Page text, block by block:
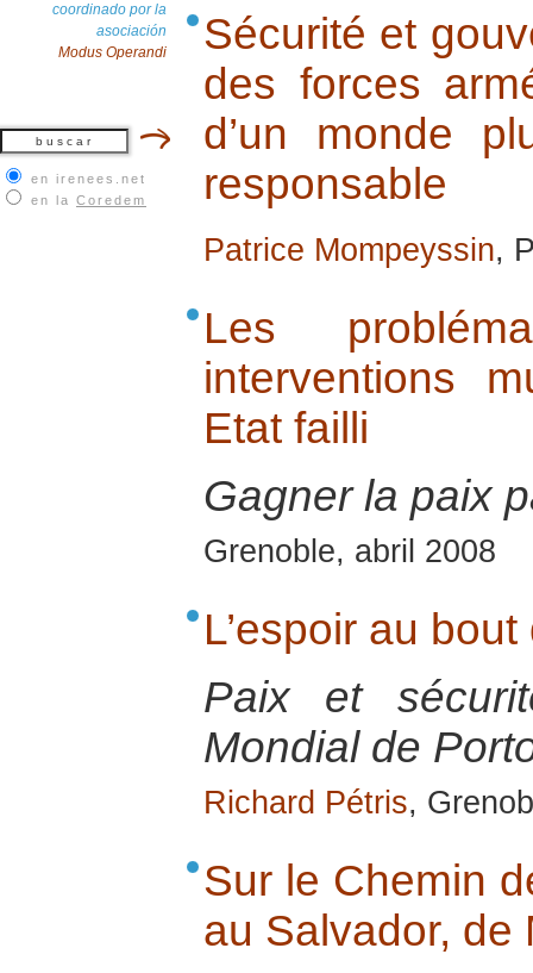
coordinado por la
asociación
Modus Operandi
en irenees.net
en la Coredem
Sécurité et
des forces
d’un monde
responsable
Patrice Mompeyssin,
Les
interventions
Etat failli
Gagner la paix
Grenoble, abril 2008
L’espoir au
Paix et
Mondial de
Richard Pétris,
Sur le Chemin
au Salvador, de